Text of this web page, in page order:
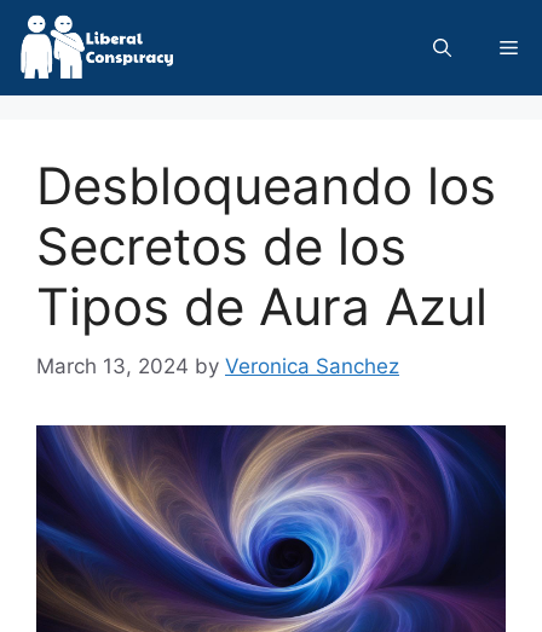
Skip
content
Desbloqueando los
Secretos de los
Tipos de Aura Azul
March 13, 2024 by Veronica Sanchez